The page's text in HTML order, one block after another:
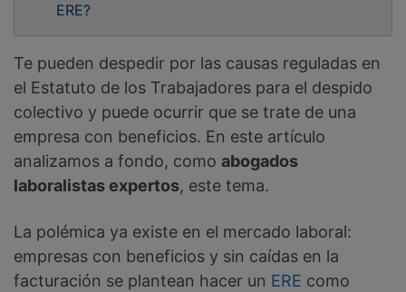
ERE?
Te pueden despedir por las causas reguladas en
el Estatuto de los Trabajadores para el despido
colectivo y puede ocurrir que se trate de una
empresa con beneficios. En este artículo
analizamos a fondo, como abogados
laboralistas expertos, este tema.
La polémica ya existe en el mercado laboral:
empresas con beneficios y sin caídas en la
facturación se plantean hacer un ERE como